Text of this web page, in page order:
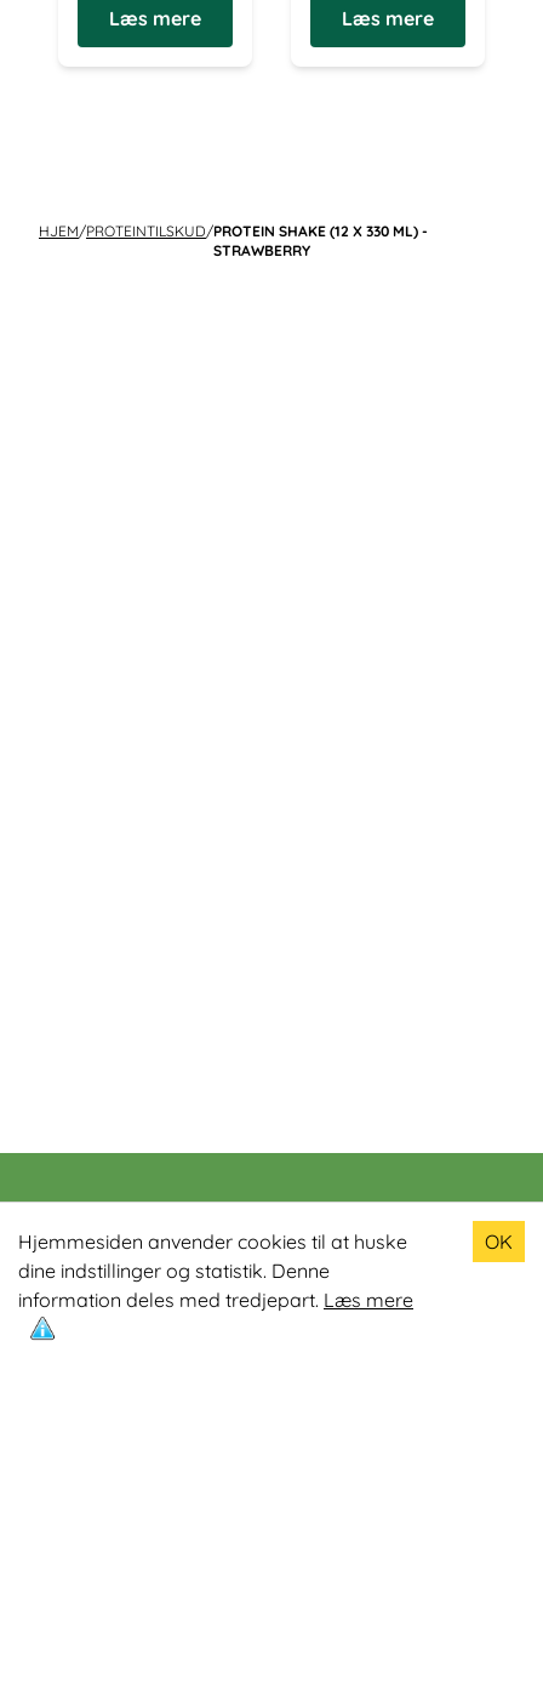
Hjemmesiden anvender cookies til at huske
dine indstillinger og statistik. Denne
information deles med tredjepart. Læs mere
OK
Læs mere Læs mere
HJEM/PROTEINTILSKUD/PROTEIN SHAKE (12 X 330 ML) -
STRAWBERRY
Populære produkter
Odin R900 Romaskine
Odin S900 Spinningcykel